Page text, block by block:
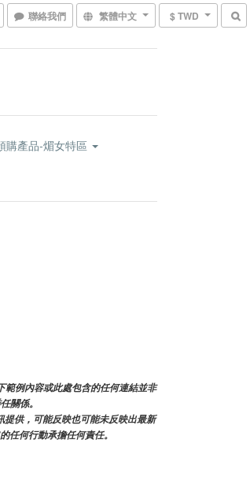
聯絡我們 繁體中文 $ TWD
購產品-煝女特區
例內容或此處包含的任何連結並非
關係。
供，可能反映也可能未反映出最新
任何行動承擔任何責任。